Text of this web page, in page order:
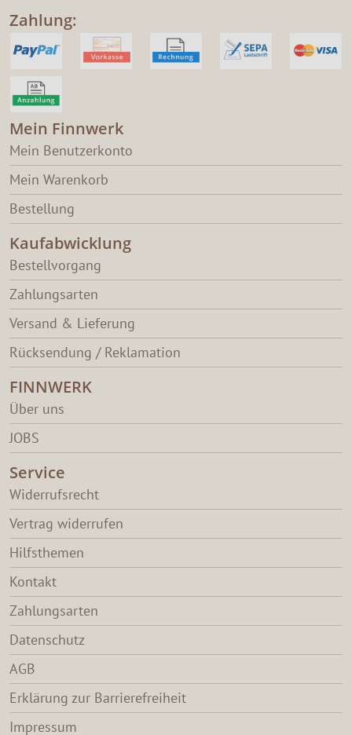
Zahlung:
Mein Finnwerk
Mein Benutzerkonto
Mein Warenkorb
Bestellung
Kaufabwicklung
Bestellvorgang
Zahlungsarten
Versand & Lieferung
Rücksendung / Reklamation
FINNWERK
Über uns
JOBS
Service
Widerrufsrecht
Vertrag widerrufen
Hilfsthemen
Kontakt
Zahlungsarten
Datenschutz
AGB
Erklärung zur Barrierefreiheit
Impressum